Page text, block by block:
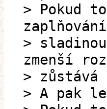
> Pokud
>
zmenší
>
> A pak